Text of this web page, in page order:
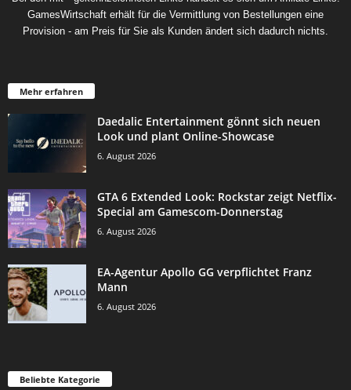
GamesWirtschaft erhält für die Vermittlung von Bestellungen eine
Provision - am Preis für Sie als Kunden ändert sich dadurch nichts.
Mehr erfahren
Daedalic Entertainment gönnt sich neuen
Look und plant Online-Showcase
6. August 2026
GTA 6 Extended Look: Rockstar zeigt Netflix-
Special am Gamescom-Donnerstag
6. August 2026
EA-Agentur Apollo GG verpflichtet Franz
Mann
6. August 2026
Beliebte Kategorie